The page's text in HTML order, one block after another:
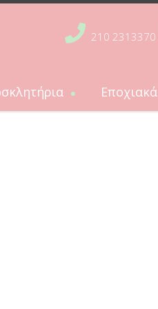
210 2313370
Εποχιακά
Εποχιακά